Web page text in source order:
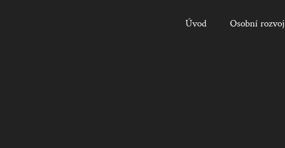
Úvod Osobní rozvoj